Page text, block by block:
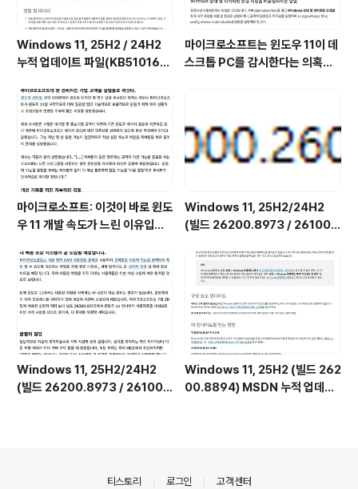
Windows 11, 25H2 / 24H2
누적 업데이트 파일(KB510168
/ 26100.x → 26100.8973 (=
7월 일반 사용자용 선택적 비보안
업데이트)
마이크로소프트는 윈도우 11이 데
스크톱 PC를 감시한다는 의혹을
비스를 비활성화하는 방법)
마이크로소프트: 이것이 바로 윈도
우 11 개발 속도가 느린 이유입니
Windows 11, 25H2/24H2
(빌드 26200.8973 / 26100.
합판 6in1 [한글/영문판]
Windows 11, 25H2/24H2
(빌드 26200.8973 / 26100.
Windows 11, 25H2 (빌드 262
00.8894) MSDN 누적 업데이
티스토리 로그인 고객센터